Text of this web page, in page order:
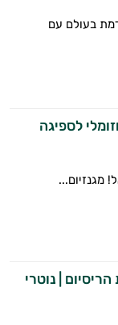
בעולם עם
לספיגה
מגנזיום...
| נוטרי